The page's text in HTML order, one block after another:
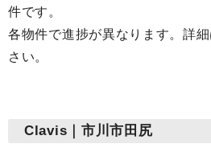
件です。
各物件で進捗が異なります。詳
さい。
Clavis｜市川市田尻